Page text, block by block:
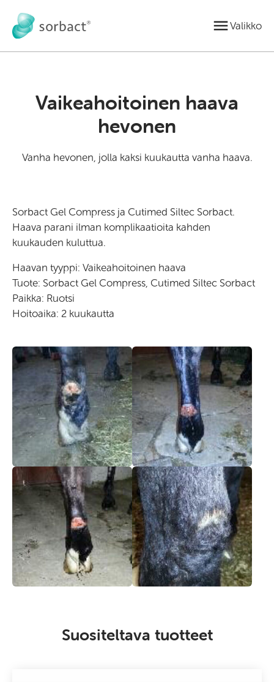
Valikko
Vaikeahoitoinen haava
hevonen
Vanha hevonen, jolla kaksi kuukautta vanha haava.
Sorbact Gel Compress ja Cutimed Siltec Sorbact.
Haava parani ilman komplikaatioita kahden
kuukauden kuluttua.
Haavan tyyppi: Vaikeahoitoinen haava
Tuote: Sorbact Gel Compress, Cutimed Siltec Sorbact
Paikka: Ruotsi
Hoitoaika: 2 kuukautta
Suositeltava tuotteet